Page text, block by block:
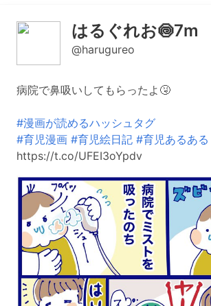
はるぐれお🍥7m
@harugureo
病院で鼻吸いしてもらったよ🤧
#漫画が読めるハッシュタグ
#育児漫画 #育児絵日記 #育児あるある
https://t.co/UFEI3oYpdv